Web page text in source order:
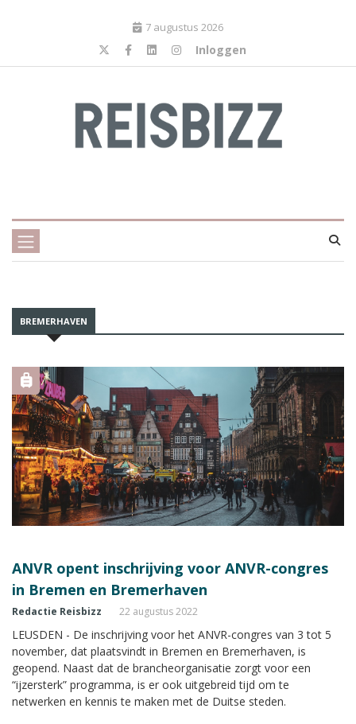
7 augustus 2026
Inloggen
BREMERHAVEN
ANVR opent inschrijving voor ANVR-congres
in Bremen en Bremerhaven
Redactie Reisbizz 22 augustus 2022
LEUSDEN - De inschrijving voor het ANVR-congres van 3 tot 5
november, dat plaatsvindt in Bremen en Bremerhaven, is
geopend. Naast dat de brancheorganisatie zorgt voor een
“ijzersterk” programma, is er ook uitgebreid tijd om te
netwerken en kennis te maken met de Duitse steden.